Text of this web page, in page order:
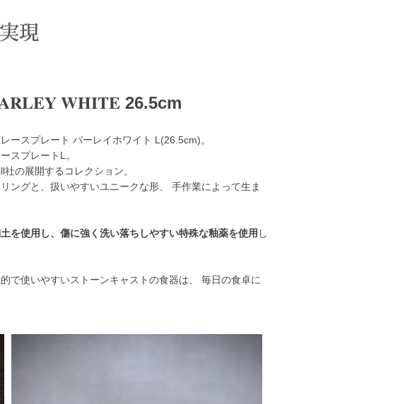
WHITE 26.5cm
ースプレート バーレイホワイト L(26.5cm)。
スプレートL。
の展開するコレクション。
ングと、扱いやすいユニークな形、 手作業によって生ま
を使用し、傷に強く洗い落ちしやすい特殊な釉薬を使用 し
で使いやすいストーンキャストの食器は、 毎日の食卓に